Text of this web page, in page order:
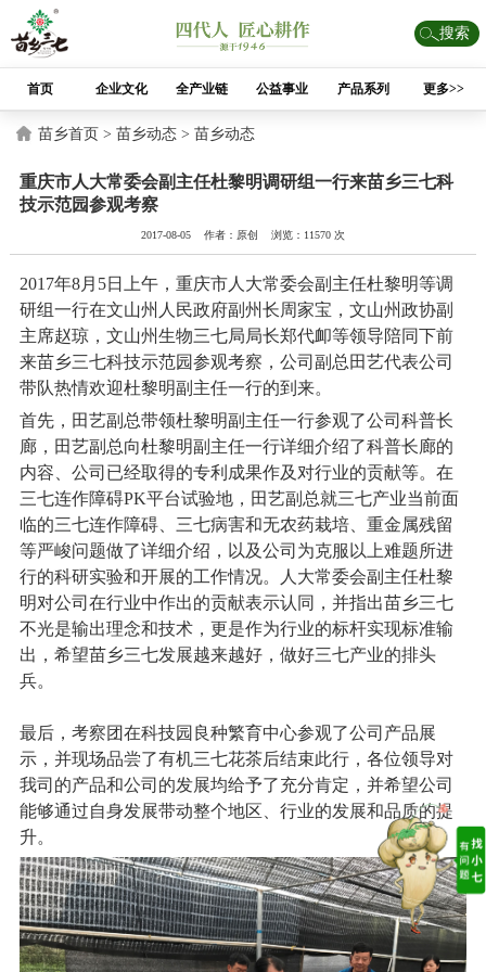
搜索
首页 企业文化 全产业链 公益事业 产品系列 更多>>
苗乡首页 > 苗乡动态 > 苗乡动态
重庆市人大常委会副主任杜黎明调研组一行来苗乡三七科
技示范园参观考察
2017-08-05 作者：原创 浏览：11570 次
2017年8月5日上午，重庆市人大常委会副主任杜黎明等调
研组一行在文山州人民政府副州长周家宝，文山州政协副
主席赵琼，文山州生物三七局局长郑代卹等领导陪同下前
来苗乡三七科技示范园参观考察，公司副总田艺代表公司
带队热情欢迎杜黎明副主任一行的到来。
首先，田艺副总带领杜黎明副主任一行参观了公司科普长
廊，田艺副总向杜黎明副主任一行详细介绍了科普长廊的
内容、公司已经取得的专利成果作及对行业的贡献等。在
三七连作障碍PK平台试验地，田艺副总就三七产业当前面
临的三七连作障碍、三七病害和无农药栽培、重金属残留
等严峻问题做了详细介绍，以及公司为克服以上难题所进
行的科研实验和开展的工作情况。人大常委会副主任杜黎
明对公司在行业中作出的贡献表示认同，并指出苗乡三七
不光是输出理念和技术，更是作为行业的标杆实现标准输
出，希望苗乡三七发展越来越好，做好三七产业的排头
兵。
最后，考察团在科技园良种繁育中心参观了公司产品展
示，并现场品尝了有机三七花茶后结束此行，各位领导对
我司的产品和公司的发展均给予了充分肯定，并希望公司
能够通过自身发展带动整个地区、行业的发展和品质的提
升。